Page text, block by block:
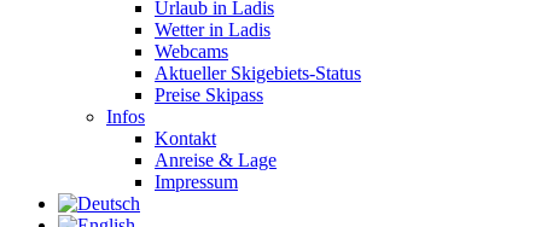
Urlaub in Ladis
Wetter in Ladis
Webcams
Aktueller Skigebiets-Status
Preise Skipass
Infos
Kontakt
Anreise & Lage
Impressum